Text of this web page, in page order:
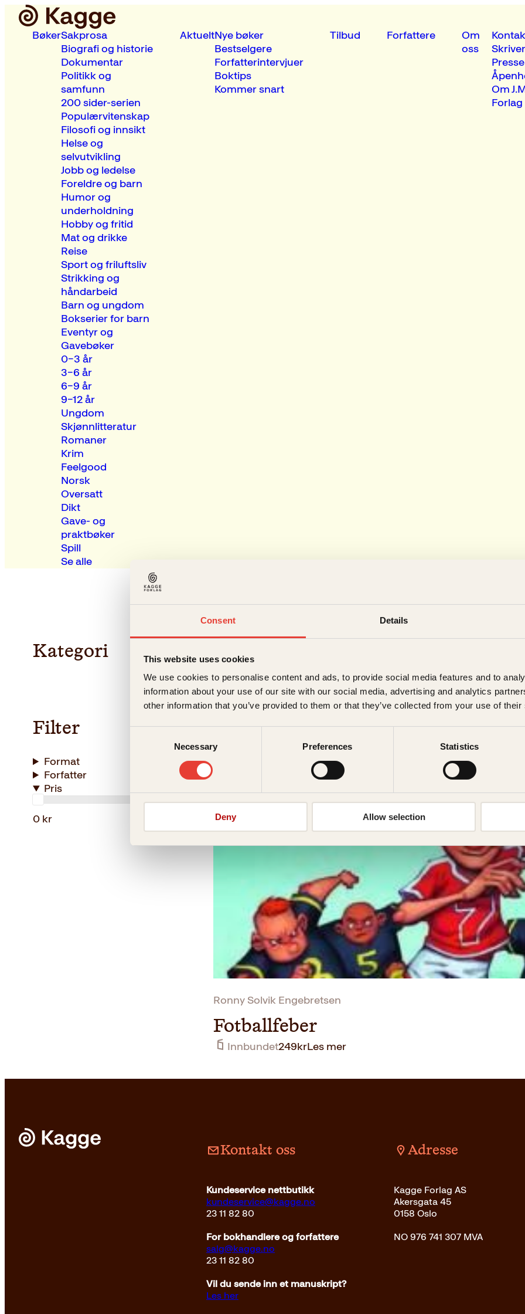
Consent Details
This website uses cookies
We use cookies to personalise content and ads, to provide social media features and to
information about your use of our site with our social media, advertising and analytics
other information that you’ve provided to them or that they’ve collected from your use of
Necessary Preferences Statistics
Deny Allow selection
BøkerSakprosa
Biografi og historie
Dokumentar
Politikk og
samfunn
200 sider-serien
Populærvitenskap
Filosofi og innsikt
Helse og
selvutvikling
Jobb og ledelse
Foreldre og barn
Humor og
underholdning
Hobby og fritid
Mat og drikke
Reise
Sport og friluftsliv
Strikking og
håndarbeid
Barn og ungdom
Bokserier for barn
Eventyr og
Gavebøker
0–3 år
3–6 år
6–9 år
9–12 år
Ungdom
Skjønnlitteratur
Romaner
Krim
Feelgood
Norsk
Oversatt
Dikt
Gave- og
praktbøker
Spill
Se alle
AktueltNye bøker
Bestselgere
Forfatterintervjuer
Boktips
Kommer snart
Tilbud Forfattere
Om
oss
Presse
Om
Forlag
Kategori
Filter
Format
Forfatter
Pris
0 kr Driblekongen
Innbundet249kr Les mer
Ronny Solvik Engebretsen
Fotballfeber
Innbundet249krLes mer
Kontakt oss
Kundeservice nettbutikk
kundeservice@kagge.no
23 11 82 80
For bokhandlere og forfattere
salg@kagge.no
23 11 82 80
Vil du sende inn et manuskript?
Les her
Adresse
Kagge Forlag AS
Akersgata 45
0158 Oslo
NO 976 741 307 MVA